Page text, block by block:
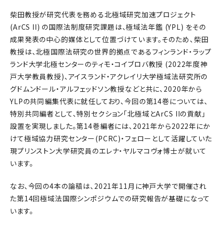
柴田教授が研究代表を務める北極域研究加速プロジェクト
(ArCS II) の国際法制度研究課題は、極域法年鑑 (YPL) をその
成果発表の中心的媒体として位置づけています。そのため、柴田
教授は、北極国際法研究の世界的拠点であるフィンランド・ラップ
ランド大学北極センターのティモ・コイブロバ教授 (2022年度神
戸大学教員教授)、アイスランド・アクレイリ大学極域法研究所の
グドムンドール・アルフェッドソン教授などと共に、2020年から
YLPの共同編集代表に就任しており、今回の第14巻については、
特別共同編者として、特別セクション「北極域とArCS IIの貢献」
設置を実現しました。第14巻編者には、2021年から2022年にか
けて極域協力研究センター(PCRC)・フェローとして活躍していた
現プリンストン大学研究員のエレナ・ヤルマコヴォ博士が就いて
います。
なお、今回の4本の論稿は、2021年11月に神戸大学で開催され
た第14回極域法国際シンポジウムでの研究報告が基礎になって
います。